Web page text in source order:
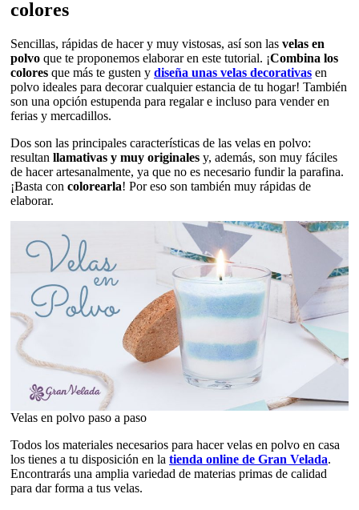
colores
Sencillas, rápidas de hacer y muy vistosas, así son las velas en
polvo que te proponemos elaborar en este tutorial. ¡Combina los
colores que más te gusten y diseña unas velas decorativas en
polvo ideales para decorar cualquier estancia de tu hogar! También
son una opción estupenda para regalar e incluso para vender en
ferias y mercadillos.
Dos son las principales características de las velas en polvo:
resultan llamativas y muy originales y, además, son muy fáciles
de hacer artesanalmente, ya que no es necesario fundir la parafina.
¡Basta con colorearla! Por eso son también muy rápidas de
elaborar.
Velas en polvo paso a paso
Todos los materiales necesarios para hacer velas en polvo en casa
los tienes a tu disposición en la tienda online de Gran Velada.
Encontrarás una amplia variedad de materias primas de calidad
para dar forma a tus velas.